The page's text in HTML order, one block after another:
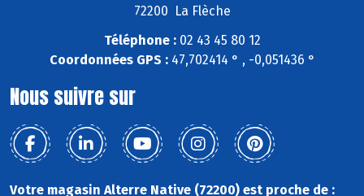
72200 La Flèche
Téléphone :02 43 45 80 12
Coordonnées GPS :47,702414 ° , -0,051436 °
Nous suivre sur
Votre magasin Alterre Native (72200) est proche de :